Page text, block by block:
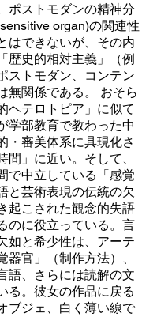
ポストモダンの精神分
organ)の関連性
はできないが、その内
歴史的相対主義」（例
ストモダン、コンテン
無関係である。 おそら
ヘテロトピア」に似て
学部教育で教わった中
・審美体系に具現化さ
間」に近い。そして、
で中立している「感覚
と芸術表現の伝統の欠
起こされた観念的失語
のに役立っている。言
如と希少性は、アーテ
器官」（制作方法）、
語、さらには読解の文
る。彼女の作品に戻る
ブジェ、白く薄い線で